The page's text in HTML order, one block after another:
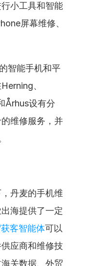
小工具和智能
屏幕维修、
智能手机和平
、
Århus设有分
维修服务，并
丹麦的手机维
海提供了一定
客智能体可以
应商和维修技
关数据、外贸